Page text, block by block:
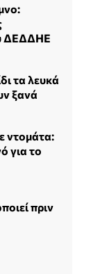
ΔΕΔΔΗΕ
τα λευκά
ξανά
ντομάτα:
για το
πριν